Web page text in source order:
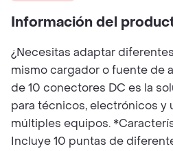
Información del
¿Necesitas adaptar
mismo cargador o fuente de
de 10 conectores DC es la
para técnicos, electrónicos y
múltiples equipos.
Incluye 10 puntas de